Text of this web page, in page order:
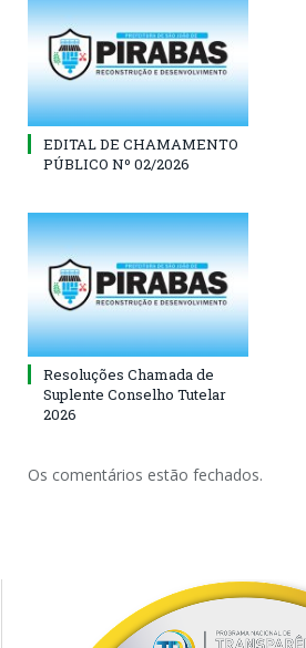
EDITAL DE CHAMAMENTO
PÚBLICO Nº 02/2026
Resoluções Chamada de
Suplente Conselho Tutelar
2026
Os comentários estão fechados.